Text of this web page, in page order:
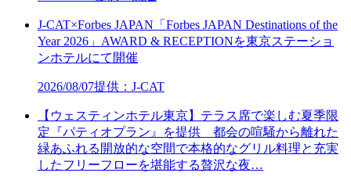
J-CAT×Forbes JAPAN「Forbes JAPAN Destinations of the
Year 2026」AWARD & RECEPTIONを東京ステーショ
ンホテルにて開催
2026/08/07提供：J-CAT
【ウェスティンホテル東京】テラス席で楽しむ夏季限
定『パティオプラン』を提供 都会の喧騒から離れた
緑あふれる開放的な空間で本格的なグリル料理と充実
したフリーフローを堪能する贅沢な夜…